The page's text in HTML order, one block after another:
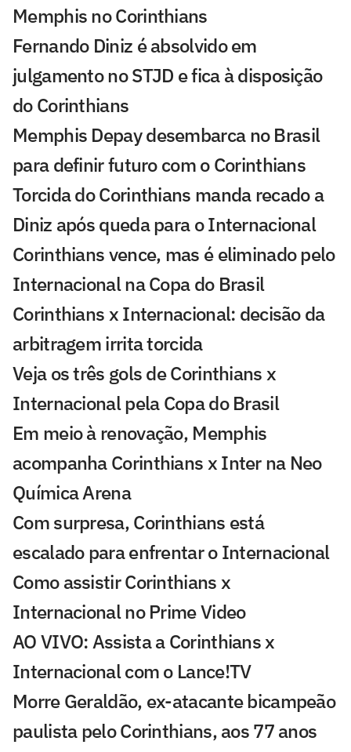
Memphis no Corinthians
Fernando Diniz é absolvido em
julgamento no STJD e fica à disposição
do Corinthians
Memphis Depay desembarca no Brasil
para definir futuro com o Corinthians
Torcida do Corinthians manda recado a
Diniz após queda para o Internacional
Corinthians vence, mas é eliminado pelo
Internacional na Copa do Brasil
Corinthians x Internacional: decisão da
arbitragem irrita torcida
Veja os três gols de Corinthians x
Internacional pela Copa do Brasil
Em meio à renovação, Memphis
acompanha Corinthians x Inter na Neo
Química Arena
Com surpresa, Corinthians está
escalado para enfrentar o Internacional
Como assistir Corinthians x
Internacional no Prime Video
AO VIVO: Assista a Corinthians x
Internacional com o Lance!TV
Morre Geraldão, ex-atacante bicampeão
paulista pelo Corinthians, aos 77 anos